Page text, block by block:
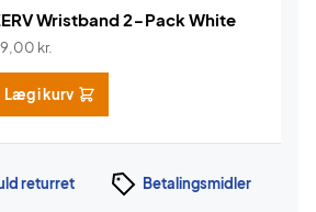
Wristband 2-Pack White
kr.
Læg i kurv
returret Betalingsmidler